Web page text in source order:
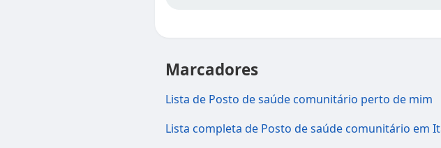
Marcadores
Lista de Posto de saúde comunitário perto de mim
Lista completa de Posto de saúde comunitário em